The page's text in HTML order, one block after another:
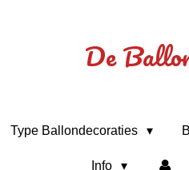
De
Type Ballondecoraties
Info